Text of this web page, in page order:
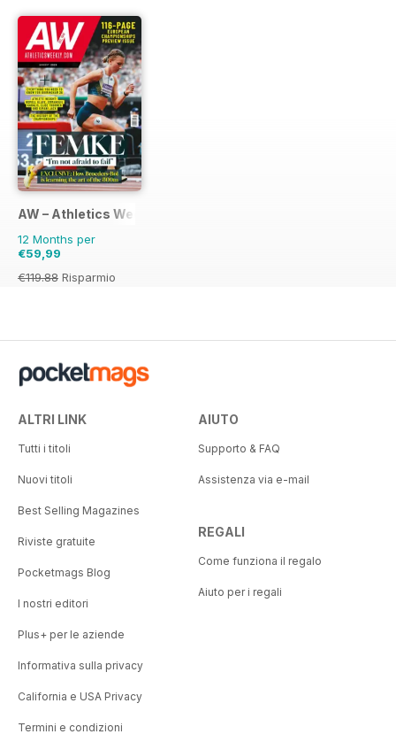
AW – Athletics Weekly Magazine
12 Months per
€59,99
€119.88 Risparmio
ALTRI LINK
Tutti i titoli
Nuovi titoli
Best Selling Magazines
Riviste gratuite
Pocketmags Blog
I nostri editori
Plus+ per le aziende
Informativa sulla privacy
California e USA Privacy
Termini e condizioni
AIUTO
Supporto & FAQ
Assistenza via e-mail
REGALI
Come funziona il regalo
Aiuto per i regali